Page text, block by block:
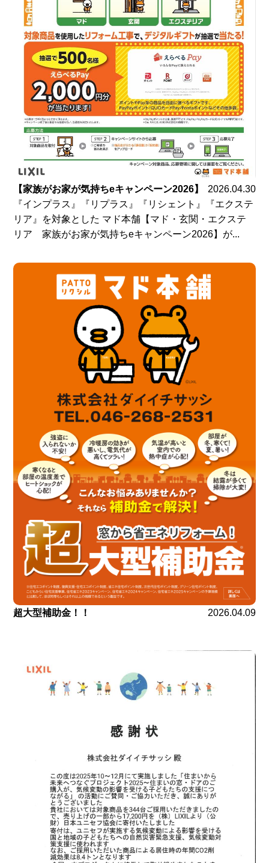
【家族がお家が気持ちeキャンペーン2026】
2026.04.30
『インプラス』『リプラス』『リシェント』『エクステ
リア』を対象とした マド本舗【マド・玄関・エクステ
リア 家族がお家が気持ちeキャンペーン2026】が...
超大型補助金！！ 2026.04.09